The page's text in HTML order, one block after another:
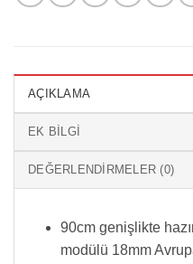
AÇIKLAMA
EK BILGI
DEĞERLENDIRMELER (0)
90cm genişlikte
modülü 18mm